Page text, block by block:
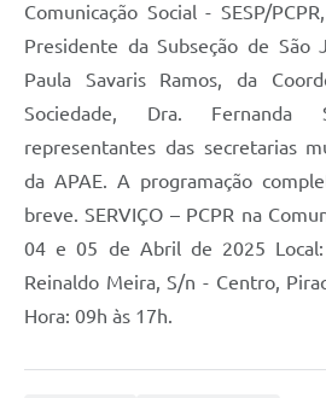
Comunicação Social - SESP/
Presidente da Subseção de São
Paula Savaris Ramos, da
Sociedade, Dra. Fernanda
representantes das secretarias
da APAE. A programação
breve. SERVIÇO – PCPR na
04 e 05 de Abril de 2025 Local:
Reinaldo Meira, S/n - Centro,
Hora: 09h às 17h.